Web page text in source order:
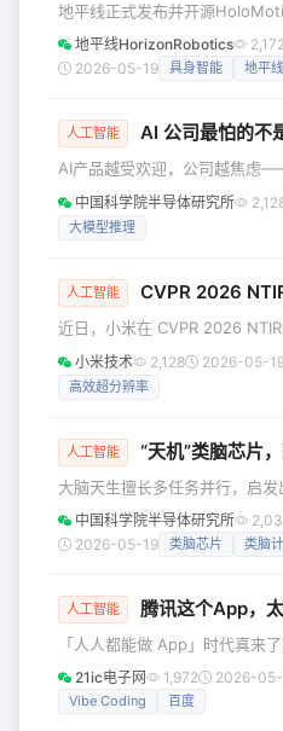
成效率之间存在显
地平线正式发布并开源
这是地平线机器人实验室面向人
人全身控制打造的4亿参数级机
器人“小脑”的模型规模提升到新
模型能力真正进入机器人运动控
环。通过本次开源，地平线希望
形机器人全身控制的研发门槛，
地平线HorizonRobotics
2026-05-19
具身智能 地平线
人工智能 AI 公司最怕的不是训
AI产品越受欢迎，公司越焦虑
消耗算力。vLLM、TensorRT-
分别从云端调度、硬件优化和本
软件公司最喜欢的一种模式叫
出来之后，新增用户的边际成本
中国科学院半导体研究所
大模型推理
人工智能 CVPR 2026 NTIRE：小米影像算法的
近日，小米在 CVPR 2026
中荣获三项奖项。其中，小米玄
体算法团队斩获高效超分辨率赛
NTIRE（New Trends in Image
Restoration and Enhancement
CVPR 组委会承办，是全球规模
水平最高的图像恢复与增强领域
讨会。小米在本次赛事中展现了
小米技术 2,128 2026-05-
高效超分辨率
人工智能 “天机”类脑芯片，到底在“
大脑天生擅长多任务并行，启发
计算这一颠覆性方向。从“天机”
物计算机CL1，类脑技术正从科
手能力。 人人都惊叹大脑有多
识别路况，还能和同伴闲聊。
擅长多任务并行？想要成为类脑
能科学家，又该做好哪些准备？
中国科学院半导体研究所
2026-05-19
类脑芯片 类脑
人工智能 腾讯这个App，
「人人都能做 App」时代真来
蚁灵光推出“闪应用”后，腾讯
Coding 产品「吐司」在自家应
21ic电子网 1,972 2026-05-
Vibe Coding 百度